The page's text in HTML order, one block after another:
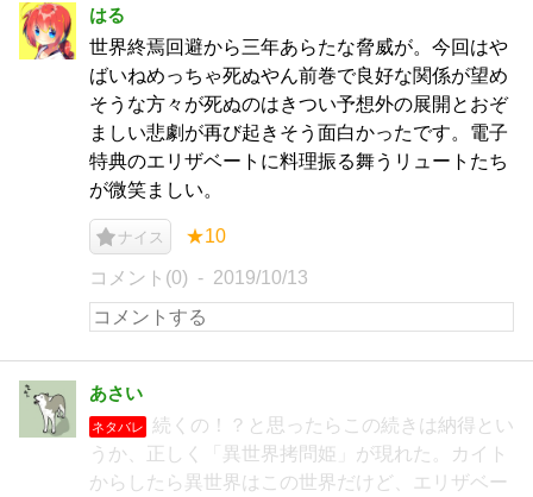
はる
世界終焉回避から三年あらたな脅威が。今回はや
ばいねめっちゃ死ぬやん前巻で良好な関係が望め
そうな方々が死ぬのはきつい予想外の展開とおぞ
ましい悲劇が再び起きそう面白かったです。電子
特典のエリザベートに料理振る舞うリュートたち
が微笑ましい。
ナイス ★10
コメント(0) 2019/10/13
あさい
ネタバレ
続くの！？と思ったらこの続きは納得とい
うか、正しく「異世界拷問姫」が現れた。カイト
からしたら異世界はこの世界だけど、エリザベー